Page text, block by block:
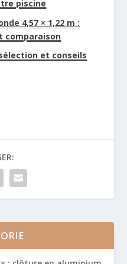
piscine
4,57 × 1,22 m :
comparaison
et conseils